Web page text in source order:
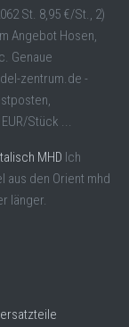
St. 8,95 €/St., 2)
Angebot Hosen,
Genaue
zentrum.de -
Stück ...
MHD Ich
aus den Orient mhd
länger.